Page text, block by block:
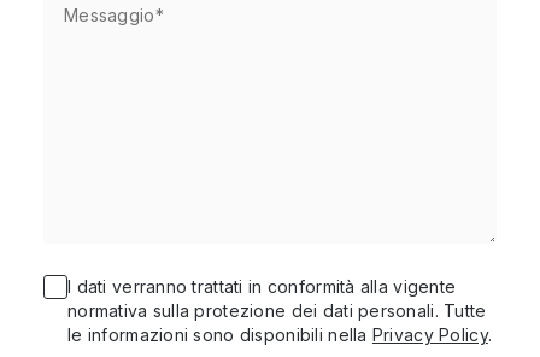
I dati verranno trattati in conformità alla vigente
normativa sulla protezione dei dati personali. Tutte
le informazioni sono disponibili nella Privacy Policy.